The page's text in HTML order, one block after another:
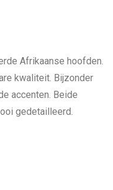
Afrikaanse hoofden.
kwaliteit. Bijzonder
accenten. Beide
gedetailleerd.